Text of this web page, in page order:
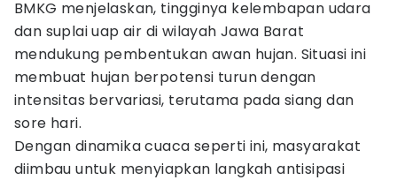
BMKG menjelaskan, tingginya kelembapan udara
dan suplai uap air di wilayah Jawa Barat
mendukung pembentukan awan hujan. Situasi ini
membuat hujan berpotensi turun dengan
intensitas bervariasi, terutama pada siang dan
sore hari.
Dengan dinamika cuaca seperti ini, masyarakat
diimbau untuk menyiapkan langkah antisipasi